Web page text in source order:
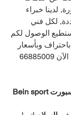
لدينا خبراء
لكل فني
الوصول لكم
وبأسعار
66885009